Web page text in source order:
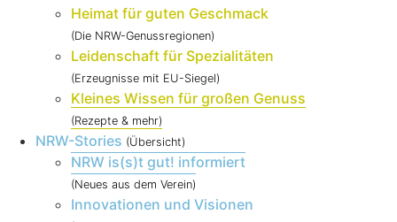
Heimat für guten Geschmack
(Die NRW-Genussregionen)
Leidenschaft für Spezialitäten
(Erzeugnisse mit EU-Siegel)
Kleines Wissen für großen Genuss
(Rezepte & mehr)
NRW-Stories (Übersicht)
NRW is(s)t gut! informiert
(Neues aus dem Verein)
Innovationen und Visionen